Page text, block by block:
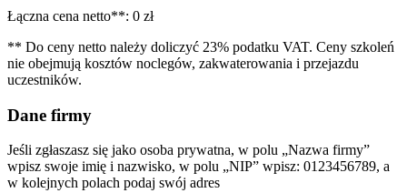
Łączna cena netto**: 0 zł
** Do ceny netto należy doliczyć 23% podatku VAT. Ceny szkoleń
nie obejmują kosztów noclegów, zakwaterowania i przejazdu
uczestników.
Dane firmy
Jeśli zgłaszasz się jako osoba prywatna, w polu „Nazwa firmy”
wpisz swoje imię i nazwisko, w polu „NIP” wpisz: 0123456789, a
w kolejnych polach podaj swój adres